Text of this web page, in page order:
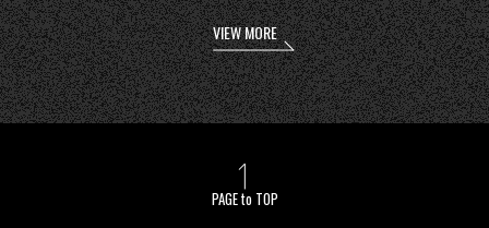
VIEW MORE
PAGE to TOP